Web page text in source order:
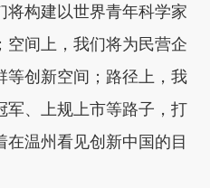
构建以世界青年科学家
空间上，我们将为民营企
等创新空间；路径上，我
军、上规上市等路子，打
温州看见创新中国的目